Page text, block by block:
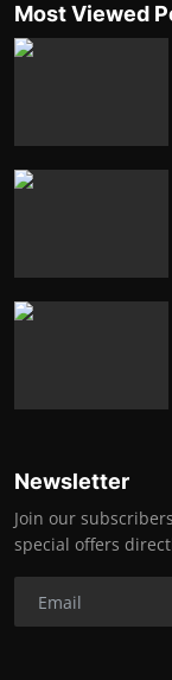
Most Viewed
Newsletter
Join our
special offers